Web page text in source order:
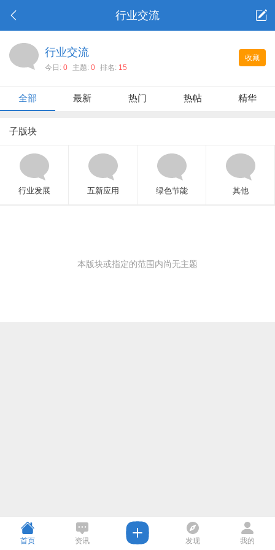
行业交流
收藏
行业交流
今日: 0 主题: 0 排名: 15
全部 最新 热门 热帖 精华
子版块
行业发展 五新应用 绿色节能 其他
本版块或指定的范围内尚无主题
首页 资讯 发现 我的